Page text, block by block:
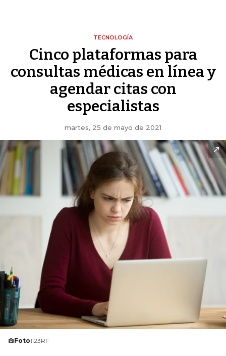
TECNOLOGÍA
Cinco plataformas para
consultas médicas en línea y
agendar citas con
especialistas
martes, 25 de mayo de 2021
Foto:123RF